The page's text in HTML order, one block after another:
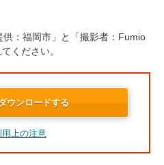
供：福岡市」と「撮影者：Fumio
ください。
ウンロードする
用上の注意